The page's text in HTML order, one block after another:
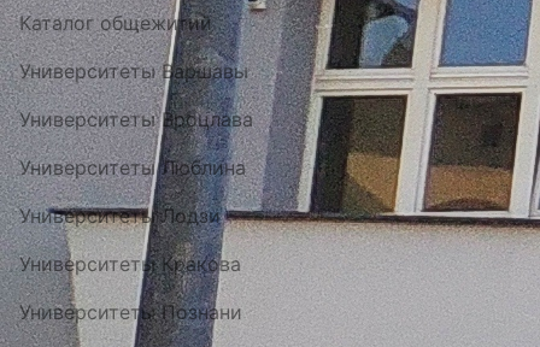
Каталог общежитий
Университеты Варшавы
Университеты Вроцлава
Университеты Люблина
Университеты Лодзи
Университеты Кракова
Университеты Познани